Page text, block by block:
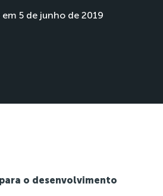
5 de junho de 2019
o desenvolvimento